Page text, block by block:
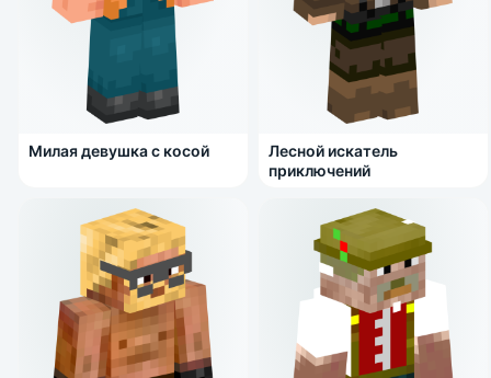
Милая девушка с косой
Лесной искатель
приключений